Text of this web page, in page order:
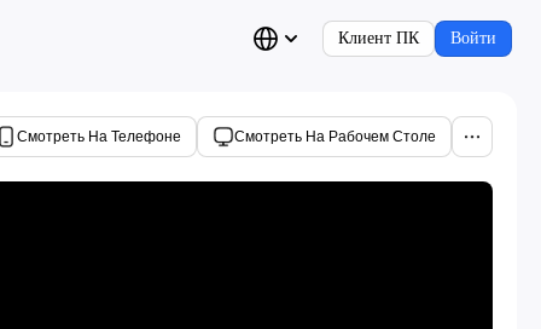
Клиент ПК Войти
Смотреть На Телефоне Смотреть На Рабочем Столе